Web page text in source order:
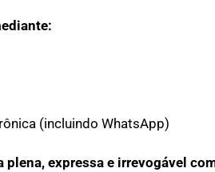
(incluindo WhatsApp)
expressa e irrevogável